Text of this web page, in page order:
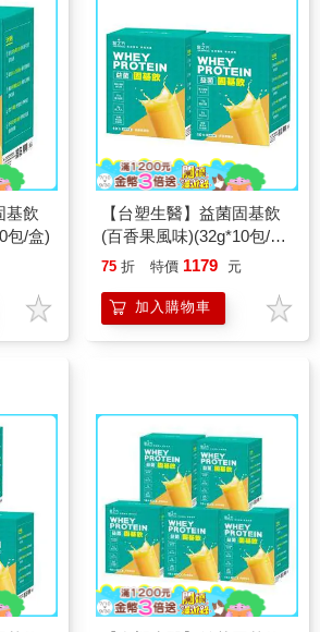
基飲
包/盒)
【台塑生醫】益菌固基飲
(百香果風味)(32g*10包/盒)
2盒/組
75 折 特價 1179 元
加入購物車